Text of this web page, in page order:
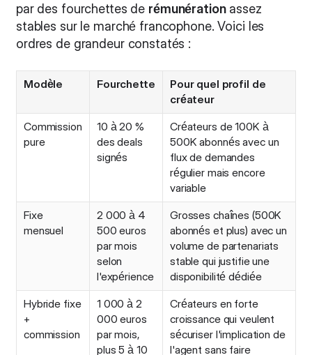
par des fourchettes de rémunérationassez
stables sur le marché francophone. Voici les
ordres de grandeur constatés :
Modèle Fourchette
Pour quel profil de
créateur
Commission
pure
10 à 20 %
des deals
signés
Créateurs de 100K à
500K abonnés avec un
flux de demandes
régulier mais encore
variable
Fixe
mensuel
2 000 à 4
500 euros
par mois
selon
l'expérience
Grosses chaînes (500K
abonnés et plus) avec un
volume de partenariats
stable qui justifie une
disponibilité dédiée
Hybride fixe
+
commission
1 000 à 2
000 euros
par mois,
plus 5 à 10
Créateurs en forte
croissance qui veulent
sécuriser l'implication de
l'agent sans faire